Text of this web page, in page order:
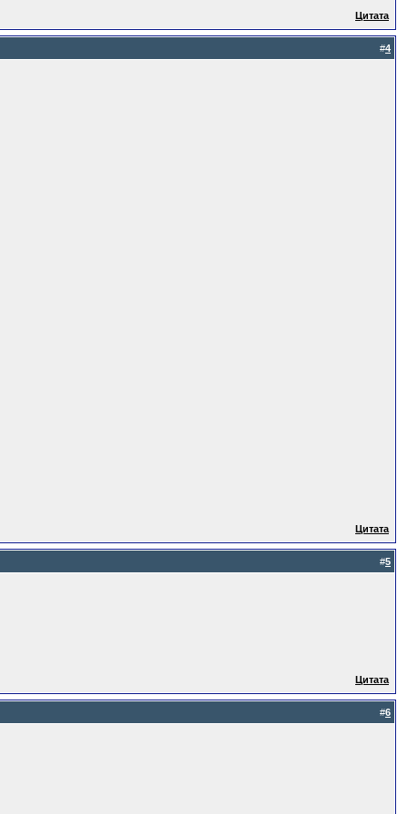
Цитата
#4
Цитата
#5
Цитата
#6